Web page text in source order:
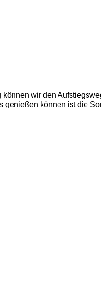
können wir den
genießen können ist die